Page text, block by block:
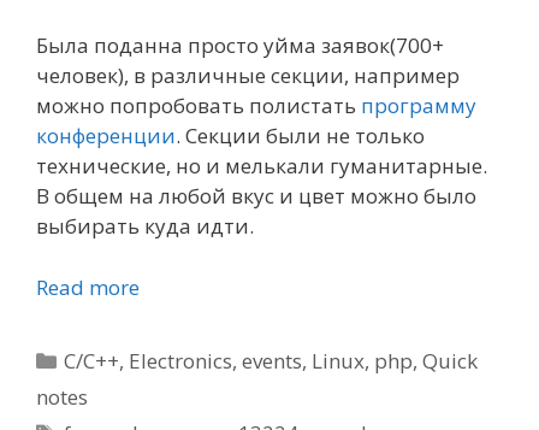
Была поданна просто уйма заявок(700+
человек), в различные секции, например
можно попробовать полистать программу
конференции. Секции были не только
технические, но и мелькали гуманитарные.
В общем на любой вкус и цвет можно было
выбирать куда идти.
Read more
Categories
C/C++, Electronics,events, Linux, php,Quick
notes